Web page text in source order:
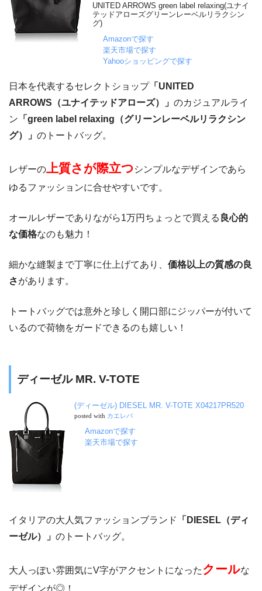
UNITED ARROWS green label relaxing(ユナイ
テッドアローズグリーンレーベルリラクシン
グ)
Amazonで探す
楽天市場で探す
Yahooショッピングで探す
日本を代表するセレクトショップ「UNITED
ARROWS（ユナイテッドアローズ）」 のカジュアルライ
ン 「green label relaxing（グリーンレーベルリラクシン
グ）」 のトートバッグ。
レザーの上質さが際立つ シンプルなデザインであら
ゆるファッションに合せやすいです。
オールレザーでありながら1万円ちょっとで買える 良心的
な価格なのも魅力！
細かな縫製まで丁寧に仕上げてあり、 価格以上の質感の良
さがあります。
トートバッグでは意外と珍しく開口部にジッパーが付いて
いるので荷物をガードできるのも嬉しい！
ディーゼル MR. V-TOTE
(ディーゼル) DIESEL MR. V-TOTE X04217PR520
posted with カエレバ
Amazonで探す
楽天市場で探す
イタリアの大人気ファッションブランド
「DIESEL（ディ
ーゼル）」 のトートバッグ。
大人っぽい雰囲気にV字がアクセントになった クールな
デザインが◎！